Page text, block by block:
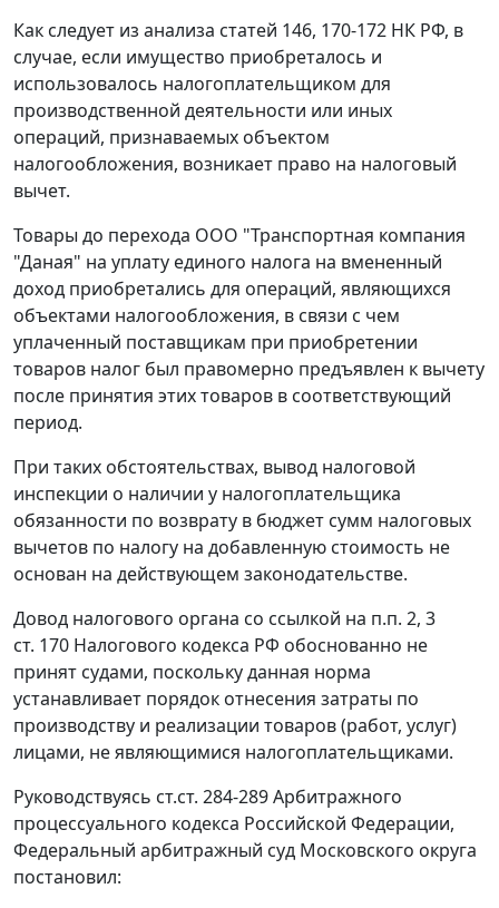
Как следует из анализа статей 146, 170-172 НК РФ, в
случае, если имущество приобреталось и
использовалось налогоплательщиком для
производственной деятельности или иных
операций, признаваемых объектом
налогообложения, возникает право на налоговый
вычет.
Товары до перехода ООО "Транспортная компания
"Даная" на уплату единого налога на вмененный
доход приобретались для операций, являющихся
объектами налогообложения, в связи с чем
уплаченный поставщикам при приобретении
товаров налог был правомерно предъявлен к вычету
после принятия этих товаров в соответствующий
период.
При таких обстоятельствах, вывод налоговой
инспекции о наличии у налогоплательщика
обязанности по возврату в бюджет сумм налоговых
вычетов по налогу на добавленную стоимость не
основан на действующем законодательстве.
Довод налогового органа со ссылкой на п.п. 2, 3
ст. 170 Налогового кодекса РФ обоснованно не
принят судами, поскольку данная норма
устанавливает порядок отнесения затраты по
производству и реализации товаров (работ, услуг)
лицами, не являющимися налогоплательщиками.
Руководствуясь ст.ст. 284-289Арбитражного
процессуального кодекса Российской Федерации,
Федеральный арбитражный суд Московского округа
постановил: